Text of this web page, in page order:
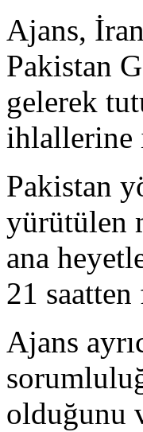
Ajans,
Pakistan
gelerek
Pakistan
yürütülen
ana
21
Ajans
olduğunu